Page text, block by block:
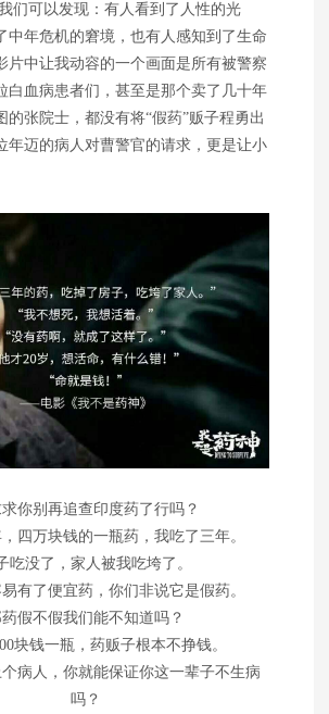
可以发现：有人看到了人性的光
中年危机的窘境，也有人感知到了生命
中让我动容的一个画面是所有被警察
白血病患者们，甚至是那个卖了几十年
的张院士，都没有将“假药”贩子程勇出
年迈的病人对曹警官的请求，更是让小
你别再追查印度药了行吗？
四万块钱的一瓶药，我吃了三年。
吃没了，家人被我吃垮了。
有了便宜药，你们非说它是假药。
假不假我们能不知道吗？
块钱一瓶，药贩子根本不挣钱。
病人，你就能保证你这一辈子不生病
吗？